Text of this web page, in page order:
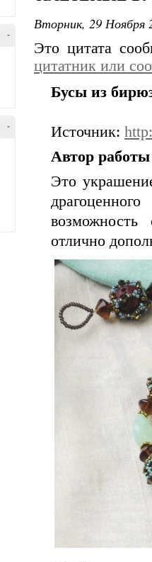
-
-
Вторник, 29 Ноября
Это цитата
цитатник или
Бусы из
Источник:
Автор
Это
отлично